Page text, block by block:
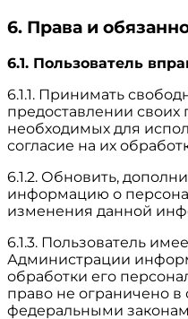
6. Права и
6.1. Пользователь
6.1.1. Принимать
предоставлении
необходимых для
согласие на их
6.1.2. Обновить,
информацию о
изменения данной
6.1.3. Пользователь
Администрации
обработки его
право не ограничено в
федеральными